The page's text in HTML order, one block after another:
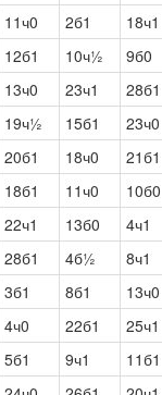
11ч0 2б1 18ч1
12б1 10ч½ 9б0
13ч0 23ч1 28б1
19ч½ 15б1 23ч0
20б1 18ч0 21б1
18б1 11ч0 10б0
22ч1 13б0 4ч1
28б1 4б½ 8ч1
3б1 8б1 13ч0
4ч0 22б1 25ч1
5б1 9ч1 11б1